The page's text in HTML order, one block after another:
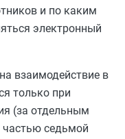
и по каким
электронный
взаимодействие в
только при
(за отдельным
седьмой